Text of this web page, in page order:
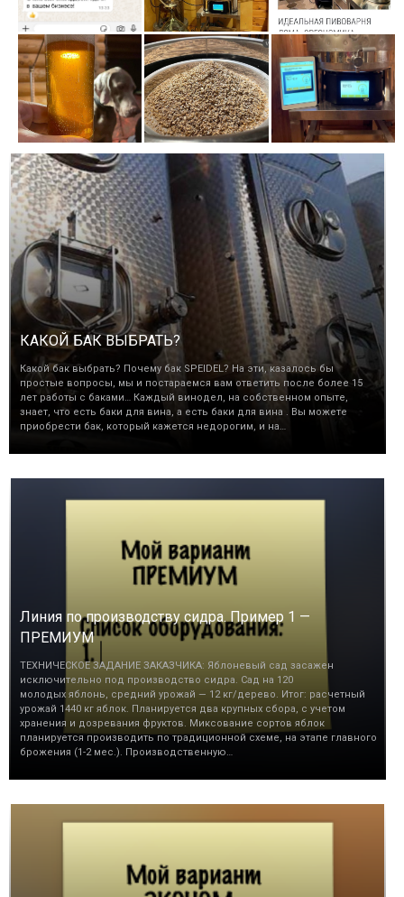
КАКОЙ БАК ВЫБРАТЬ?
Какой бак выбрать? Почему бак SPEIDEL? На эти, казалось бы
простые вопросы, мы и постараемся вам ответить после более 15
лет работы с баками… Каждый винодел, на собственном опыте,
знает, что есть баки для вина, а есть баки для вина . Вы можете
приобрести бак, который кажется недорогим, и на…
Линия по производству сидра. Пример 1 —
ПРЕМИУМ
ТЕХНИЧЕСКОЕ ЗАДАНИЕ ЗАКАЗЧИКА: Яблоневый сад засажен
исключительно под производство сидра. Сад на 120
молодых яблонь, средний урожай — 12 кг/дерево. Итог: расчетный
урожай 1440 кг яблок. Планируется два крупных сбора, с учетом
хранения и дозревания фруктов. Миксование сортов яблок
планируется производить по традиционной схеме, на этапе главного
брожения (1-2 мес.). Производственную…